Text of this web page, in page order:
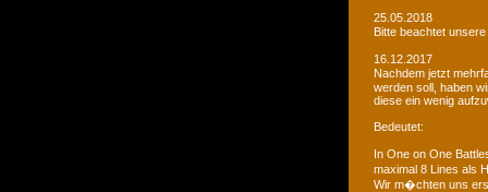
25.05.2018
Bitte beachtet
16.12.2017
Nachdem jetzt
werden soll, haben
diese ein wenig
Bedeutet:
In One on One
maximal 8 Lines als
Wir m�chten uns